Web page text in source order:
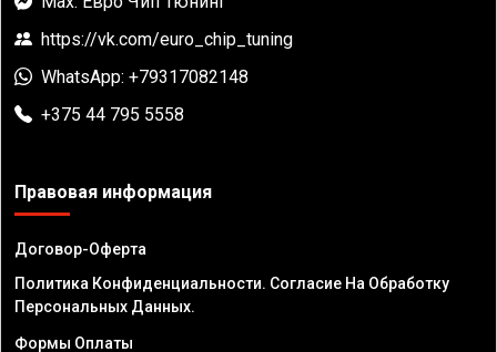
https://vk.com/euro_chip_tuning
WhatsApp: +79317082148
+375 44 795 5558
Правовая информация
Договор-Оферта
Политика Конфиденциальности. Согласие На Обработку
Персональных Данных.
Формы Оплаты